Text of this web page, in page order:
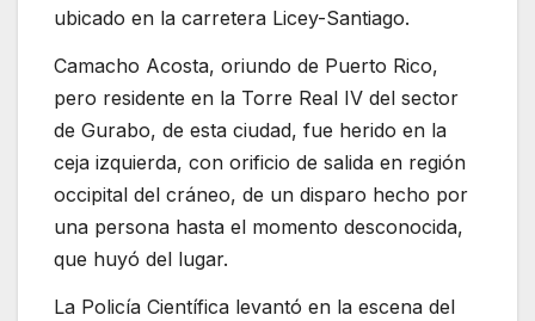
ubicado en la carretera Licey-Santiago.
Camacho Acosta, oriundo de Puerto Rico,
pero residente en la Torre Real IV del sector
de Gurabo, de esta ciudad, fue herido en la
ceja izquierda, con orificio de salida en región
occipital del cráneo, de un disparo hecho por
una persona hasta el momento desconocida,
que huyó del lugar.
La Policía Científica levantó en la escena del